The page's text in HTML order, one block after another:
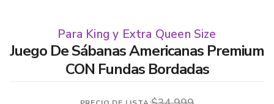
Para King y Extra Queen Size
Juego De Sábanas Americanas Premium
CON Fundas Bordadas